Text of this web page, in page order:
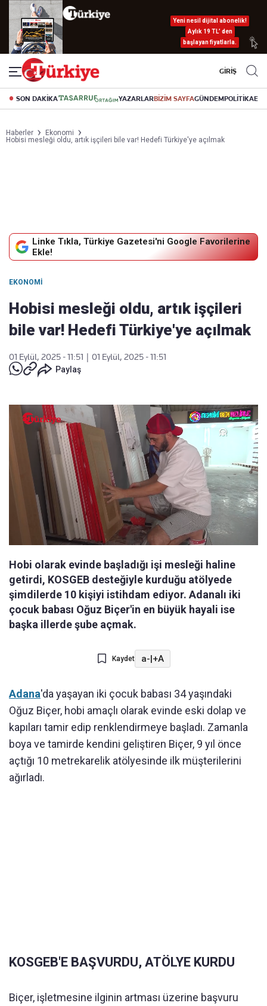
Yeni nesil dijital abonelik!
Aylık 19 TL’ den
başlayan fiyatlarla.
GİRİŞ
SON DAKİKA YAZARLARBİZİM SAYFAGÜNDEMPOLİTİKA
Haberler
Ekonomi
Hobisi mesleği oldu, artık işçileri bile var! Hedefi Türkiye'ye açılmak
Linke Tıkla, Türkiye Gazetesi'ni Google Favorilerine
Ekle!
EKONOMI
Hobisi mesleği oldu, artık işçileri
bile var! Hedefi Türkiye'ye açılmak
01 Eylül, 2025 - 11:51
01 Eylül, 2025 - 11:51
Paylaş
Hobi olarak evinde başladığı işi mesleği haline
getirdi, KOSGEB desteğiyle kurduğu atölyede
şimdilerde 10 kişiyi istihdam ediyor. Adanalı iki
çocuk babası Oğuz Biçer'in en büyük hayali ise
başka illerde şube açmak.
Kaydet a-|+A
Adana'da yaşayan iki çocuk babası 34 yaşındaki
Oğuz Biçer, hobi amaçlı olarak evinde eski dolap ve
kapıları tamir edip renklendirmeye başladı. Zamanla
boya ve tamirde kendini geliştiren Biçer, 9 yıl önce
açtığı 10 metrekarelik atölyesinde ilk müşterilerini
ağırladı.
KOSGEB'E BAŞVURDU, ATÖLYE KURDU
Biçer, işletmesine ilginin artması üzerine başvuru